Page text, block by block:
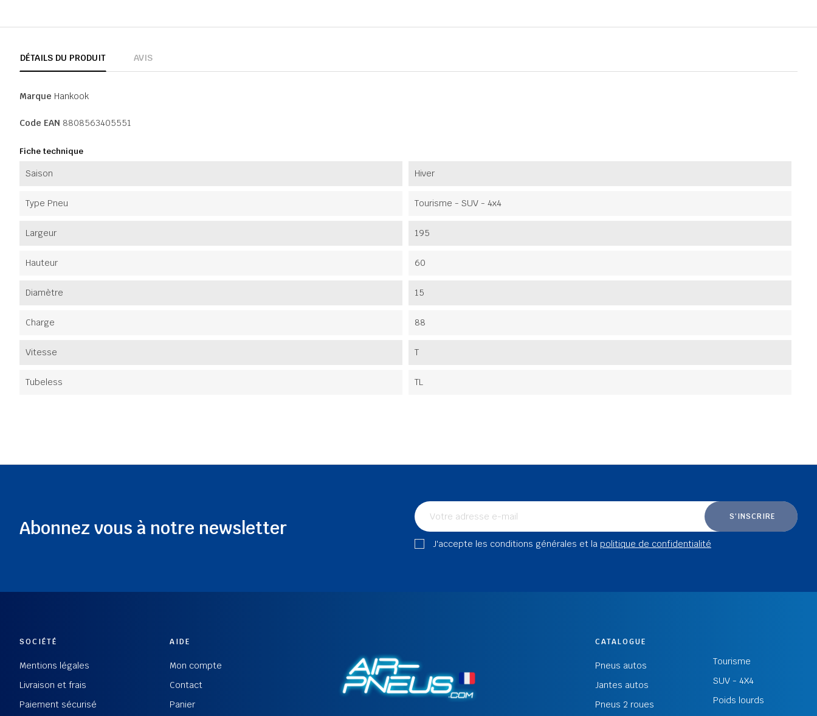
DÉTAILS DU PRODUIT AVIS
Marque Hankook
Code EAN 8808563405551
Fiche technique
Saison Hiver
Type Pneu Tourisme - SUV - 4x4
Largeur 195
Hauteur 60
Diamètre 15
Charge 88
Vitesse T
Tubeless TL
Abonnez vous à notre newsletter
S'INSCRIRE
J'accepte les conditions générales et la politique de confidentialité
SOCIÉTÉ
Mentions légales
Livraison et frais
Paiement sécurisé
AIDE
Mon compte
Contact
Panier
CATALOGUE
Pneus autos
Jantes autos
Pneus 2 roues
Tourisme
SUV - 4X4
Poids lourds